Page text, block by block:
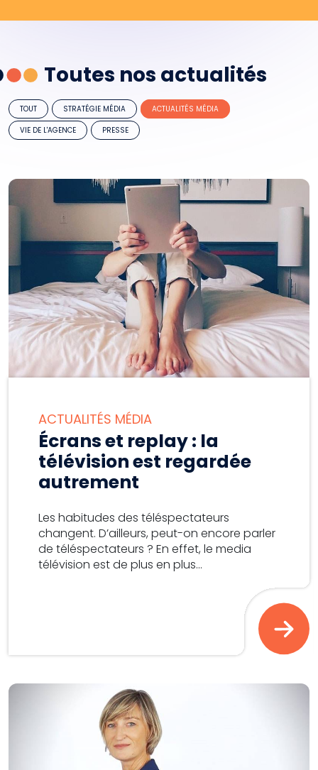
Toutes nos actualités
TOUT STRATÉGIE MÉDIA
ACTUALITÉS MÉDIA
VIE DE L'AGENCE
PRESSE
ACTUALITÉS MÉDIA
Écrans et replay : la
télévision est regardée
autrement
Les habitudes des téléspectateurs
changent. D’ailleurs, peut-on encore parler
de téléspectateurs ? En effet, le media
télévision est de plus en plus...